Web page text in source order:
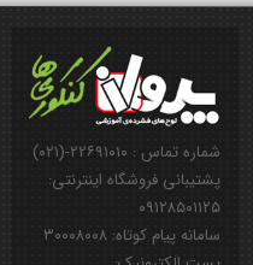
شماره تماس : ۲۲۶۹۱۰۱۰-(۰۲۱)
پشتیبانی فروشگاه اینترنتی:
۰۹۱۲۸۵۰۱۱۲۵
سامانه پیام کوتاه: ۳۰۰۰۸۰۰۸